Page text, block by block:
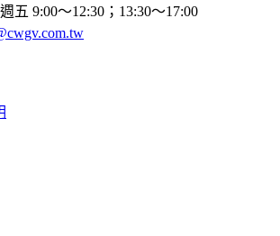
五 9:00～12:30；13:30～17:00